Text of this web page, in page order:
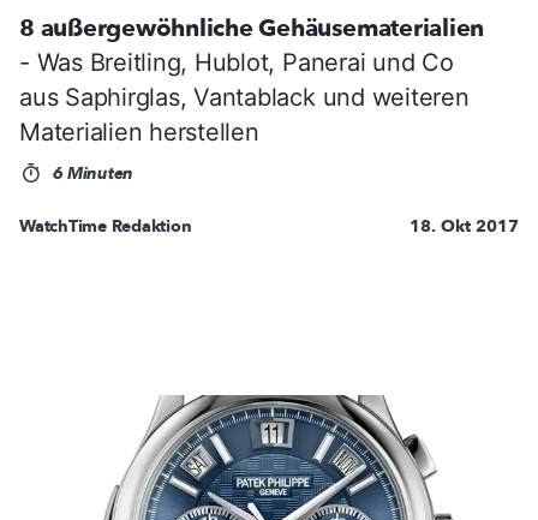
8 außergewöhnliche Gehäusematerialien
- Was Breitling, Hublot, Panerai und Co
aus Saphirglas, Vantablack und weiteren
Materialien herstellen
6 Minuten
WatchTime Redaktion 18. Okt 2017